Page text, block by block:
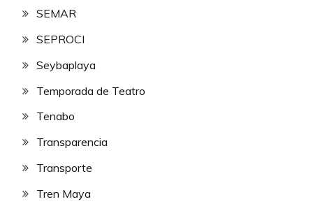
SEMAR
SEPROCI
Seybaplaya
Temporada de Teatro
Tenabo
Transparencia
Transporte
Tren Maya